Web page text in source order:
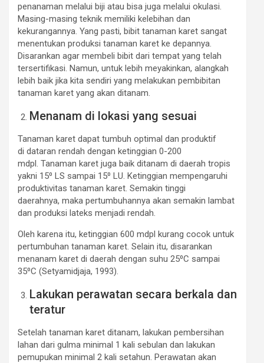
penanaman melalui biji atau bisa juga melalui okulasi.
Masing-masing teknik memiliki kelebihan dan
kekurangannya. Yang pasti, bibit tanaman karet sangat
menentukan produksi tanaman karet ke depannya.
Disarankan agar membeli bibit dari tempat yang telah
tersertifikasi. Namun, untuk lebih meyakinkan, alangkah
lebih baik jika kita sendiri yang melakukan pembibitan
tanaman karet yang akan ditanam.
Menanam di lokasi yang sesuai
Tanaman karet dapat tumbuh optimal dan produktif
di dataran rendah dengan ketinggian 0-200
mdpl. Tanaman karet juga baik ditanam di daerah tropis
yakni 15⁰ LS sampai 15⁰ LU. Ketinggian mempengaruhi
produktivitas tanaman karet. Semakin tinggi
daerahnya, maka pertumbuhannya akan semakin lambat
dan produksi lateks menjadi rendah.
Oleh karena itu, ketinggian 600 mdpl kurang cocok untuk
pertumbuhan tanaman karet. Selain itu, disarankan
menanam karet di daerah dengan suhu 25⁰C sampai
35⁰C (Setyamidjaja, 1993).
Lakukan perawatan secara berkala dan
teratur
Setelah tanaman karet ditanam, lakukan pembersihan
lahan dari gulma minimal 1 kali sebulan dan lakukan
pemupukan minimal 2 kali setahun. Perawatan akan